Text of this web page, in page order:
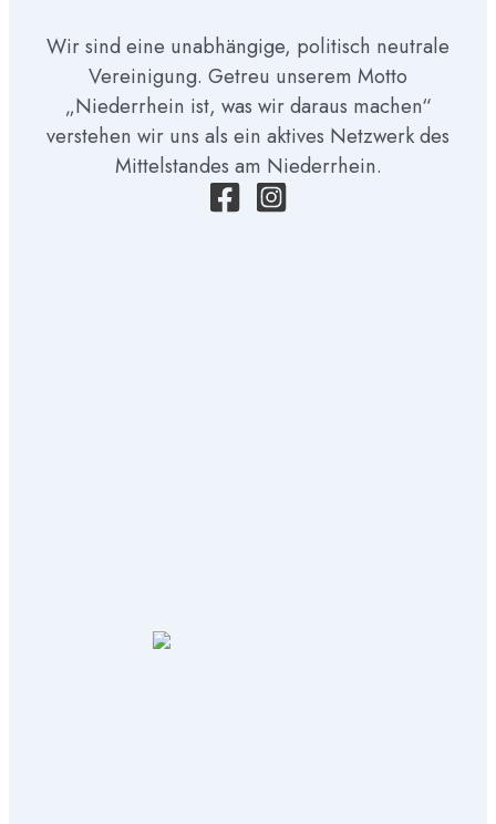
Wir sind eine unabhängige, politisch neutrale
Vereinigung. Getreu unserem Motto
„Niederrhein ist, was wir daraus machen“
verstehen wir uns als ein aktives Netzwerk des
Mittelstandes am Niederrhein.